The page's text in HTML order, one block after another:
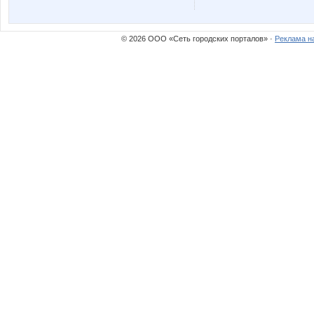
© 2026 ООО «Сеть городских порталов» · Реклама